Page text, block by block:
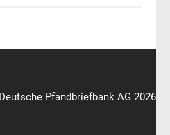
Pfandbriefbank AG 2026